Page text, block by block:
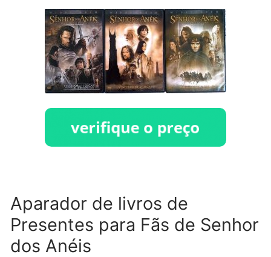
Aparador de livros de
Presentes para Fãs de Senhor
dos Anéis